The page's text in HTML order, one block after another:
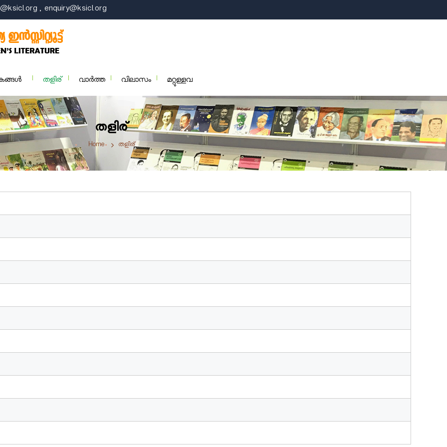
, enquiry@ksicl.org
തളിര് വാര്‍ത്ത വിലാസം മറ്റുള്ളവ
തളിര്
Home തളിര്